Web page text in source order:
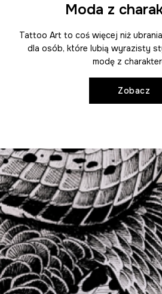
Moda z
Tattoo Art to coś więcej niż
dla osób, które lubią wyrazisty
modę z
Zobacz